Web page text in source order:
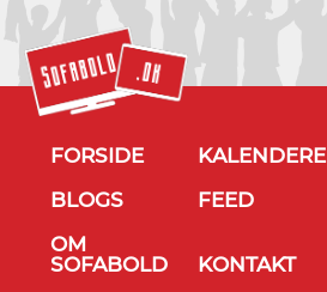
FORSIDE
KALENDERE
BLOGS
FEED
OM
SOFABOLD
KONTAKT